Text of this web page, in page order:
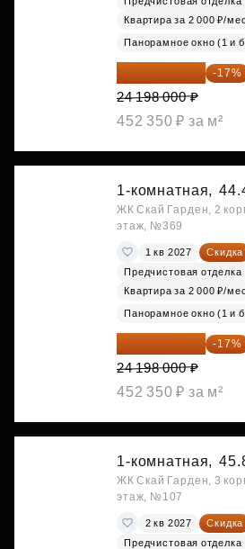
Квартира за 2 000 ₽/мес
Панорамное окно (1 и
20 084 340 ₽ -17%
24 198 000 ₽
452 350 ₽ за м²
1-комнатная,
ЖК Скай Гарден, 2
этаж, №369
1 кв 2027
Скидка
Предчистовая отделка
Квартира за 2 000 ₽/мес
Панорамное окно (1 и
20 084 340 ₽ -17%
24 198 000 ₽
452 350 ₽ за м²
1-комнатная,
ЖК Скай Гарден, 3
этаж, №107
2 кв 2027
Скидка
Предчистовая отделка